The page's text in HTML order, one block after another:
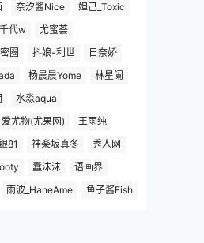
奈汐酱Nice
妲己_Toxic
代w
尤蜜荟
圈 抖娘-利世
日奈娇
杨晨晨Yome
林星阑
水淼aqua
爱尤物(尤果网)
王雨纯
81 神楽坂真冬
秀人网
蠢沫沫
语画界
雨波_HaneAme 鱼子酱Fish